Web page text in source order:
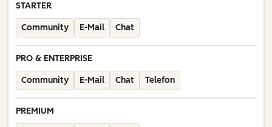
STARTER
Community E-Mail Chat
PRO & ENTERPRISE
Community E-Mail Chat Telefon
PREMIUM